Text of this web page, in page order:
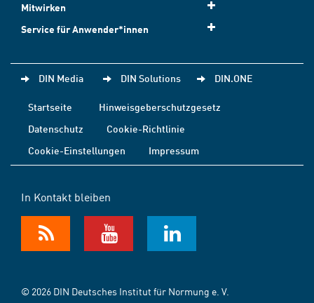
Mitwirken
Service für Anwender*innen
DIN Media DIN Solutions DIN.ONE
Startseite
Hinweisgeberschutzgesetz
Datenschutz
Cookie-Richtlinie
Cookie-Einstellungen
Impressum
In Kontakt bleiben
© 2026 DIN Deutsches Institut für Normung e. V.